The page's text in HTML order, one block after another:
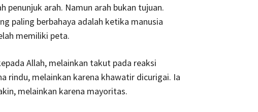
arah. Namun arah bukan tujuan.
paling berbahaya adalah ketika manusia
memiliki peta.
Allah, melainkan takut pada reaksi
rindu, melainkan karena khawatir dicurigai. Ia
melainkan karena mayoritas.